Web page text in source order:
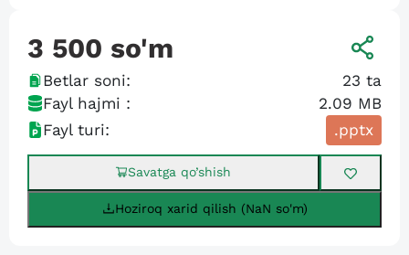
3 500 so'm
Betlar soni: 23 ta
Fayl hajmi :
2.09 MB
Fayl turi:
.pptx
Savatga qo’shish
Hoziroq xarid qilish (NaN so'm)